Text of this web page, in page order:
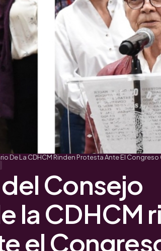
Consejo
la CDHCM
el
De La CDHCM Rinden Protesta Ante El